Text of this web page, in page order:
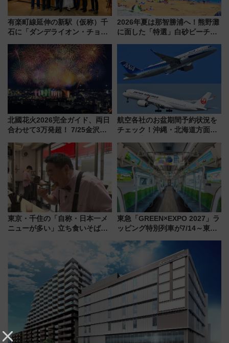
有楽町線延伸の新駅（仮称）千
石に「ダンデライオン・チョコ
1億円出資で挑む新時代のまちづ
くりとは？
2026年夏は那智勝浦へ！熊野灘
に面した「特選」白砂ビーチは
会」は8月11日開催！
北國花火2026完全ガイド、両日
合わせて3万発超！ 7/25金沢大
会の日程・アクセス・観覧席ま
とめ（石川県）
航空各社のお盆期間予約状況を
チェック！沖縄・北海道方面は
日は？
東京・千住の「自称・日本一メ
ニューが多い」立ち食いそば屋
東急「GREEN×EXPO 2027」ラ
ッピング特別列車が7/14～東
ー！ 注目の編成やデザインまと
め